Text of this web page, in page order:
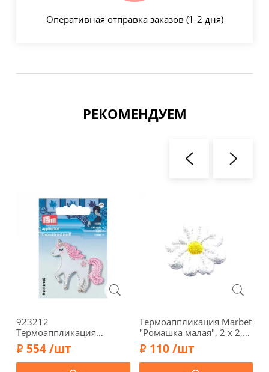
Оперативная отправка заказов (1-2 дня)
РЕКОМЕНДУЕМ
923212
Термоаппликация
"Единорог" 5х4,5 см,
белый/розовый цв.,
Prym
554 /шт
Термоаппликация Marbet
"Ромашка малая", 2 х 2,5
см, 567813
110 /шт